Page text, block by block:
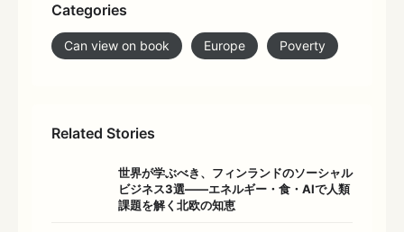
Categories
Can view on book Europe Poverty
Related Stories
世界が学ぶべき、フィンランドのソーシャル
ビジネス3選――エネルギー・食・AIで人類
課題を解く北欧の知恵